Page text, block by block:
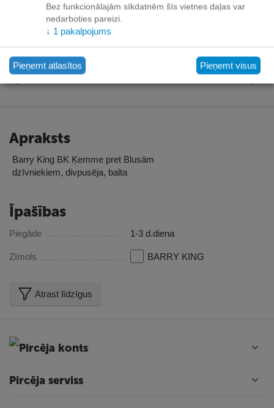
Venipak kurjers - 3.90 EUR
Omniva pakomāts - 3.20 EUR
Apraksts
Barry King BK Ķemme pret Blusām
dzīvniekiem, divpusēja, balta
Īpašības
Piegāde 1-3 d.diena
Zīmols BARRY KING
Atrast līdzīgus
Pircēja konts
Pircēja serviss
Bez funkcionālajām sīkdatnēm šīs vietnes daļas var
nedarboties pareizi.
↓ 1 pakalpojums
Pieņemt atlasītos Pieņemt visus